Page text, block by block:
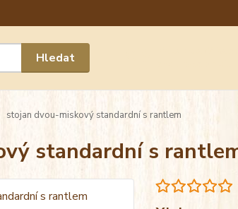
Hledat
stojan dvou-miskový standardní s rantlem
standardní s